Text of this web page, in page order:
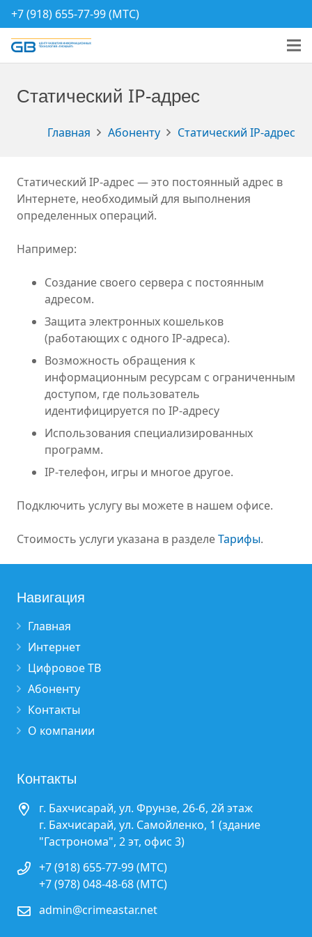
+7 (918) 655-77-99 (МТС)
Статический IP-адрес
Главная Абоненту Статический IP-адрес
Статический IP-адрес — это постоянный адрес в
Интернете, необходимый для выполнения
определенных операций.
Например:
Создание своего сервера с постоянным
адресом.
Защита электронных кошельков
(работающих с одного IP-адреса).
Возможность обращения к
информационным ресурсам с ограниченным
доступом, где пользователь
идентифицируется по IP-адресу
Использования специализированных
программ.
IP-телефон, игры и многое другое.
Подключить услугу вы можете в нашем офисе.
Стоимость услуги указана в разделеТарифы.
Навигация
Главная
Интернет
Цифровое ТВ
Абоненту
Контакты
О компании
Контакты
г. Бахчисарай, ул. Фрунзе, 26-б, 2й этаж
г. Бахчисарай, ул. Самойленко, 1 (здание
"Гастронома", 2 эт, офис 3)
+7 (918) 655-77-99 (МТС)
+7 (978) 048-48-68 (МТС)
admin@crimeastar.net